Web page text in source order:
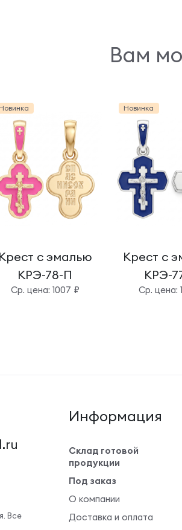
Вам
Новинка
Крест с эмалью
КРЭ-78-П
Cр. цена: 1007 ₽
Новинка
Крест с
КРЭ-
Cр. цена:
Все
Информация
Склад готовой
продукции
Под заказ
О компании
Доставка и оплата